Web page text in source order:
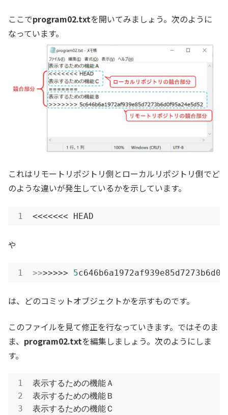
ここでprogram02.txtを開いてみましょう。次のように
なっています。
これはリモートリポジトリ側とローカルリポジトリ側でど
のような違いが発生しているかを示しています。
<<<<<<< HEAD
や
>>>>>>> 5
は、どのコミットオブジェクトかを示すものです。
このファイルを見て修正を行なっていきます。ではそのま
ま、 program02.txtを編集しましょう。次のようにしま
す。
表示するための機能Ａ
表示するための機能Ｂ
表示するための機能Ｃ